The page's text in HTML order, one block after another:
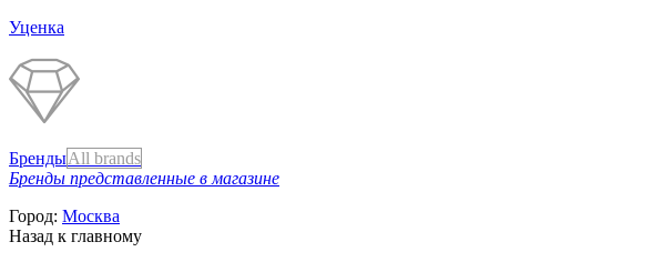
Уценка
БрендыAll brands
Бренды представленные в магазине
Город: Москва
Назад к главному